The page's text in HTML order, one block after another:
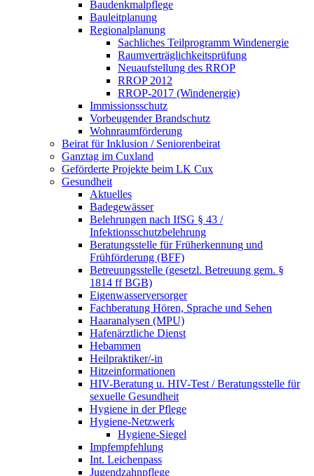
Baudenkmalpflege
Bauleitplanung
Regionalplanung
Sachliches Teilprogramm Windenergie
Raumverträglichkeitsprüfung
Neuaufstellung des RROP
RROP 2012
RROP-2017 (Windenergie)
Immissionsschutz
Vorbeugender Brandschutz
Wohnraumförderung
Beirat für Inklusion / Seniorenbeirat
Ganztag im Cuxland
Geförderte Projekte beim LK Cux
Gesundheit
Aktuelles
Badegewässer
Belehrungen nach IfSG § 43 /
Infektionsschutzbelehrung
Beratungsstelle für Früherkennung und
Frühförderung (BFF)
Betreuungsstelle (gesetzl. Betreuung gem. §
1814 ff BGB)
Eigenwasserversorger
Fachberatung Hören, Sprache und Sehen
Haaranalysen (MPU)
Hafenärztliche Dienst
Hebammen
Heilpraktiker/-in
Hitzeinformationen
HIV-Beratung u. HIV-Test / Beratungsstelle für
sexuelle Gesundheit
Hygiene in der Pflege
Hygiene-Netzwerk
Hygiene-Siegel
Impfempfehlung
Int. Leichenpass
Jugendzahnpflege